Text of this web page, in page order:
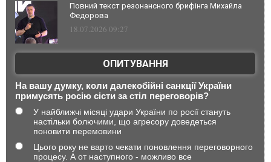
Повний текст резонансного брифінга Михайла
Федорова
18.07.2026 09:27
ОПИТУВАННЯ
На вашу думку, коли далекобійні санкції України
примусять росію сісти за стіл переговорів?
У найближчі місяці удари України по росії стануть
настільки болючими, що агресору доведеться
поновити перемовини
Цього року не варто чекати поновлення переговорного
процесу. А от наступного - можливо все